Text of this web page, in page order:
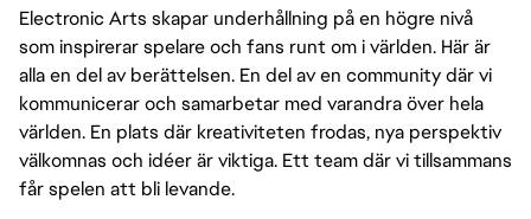
Electronic Arts skapar underhållning på en högre nivå
som inspirerar spelare och fans runt om i världen. Här är
alla en del av berättelsen. En del av en community där vi
kommunicerar och samarbetar med varandra över hela
världen. En plats där kreativiteten frodas, nya perspektiv
välkomnas och idéer är viktiga. Ett team där vi tillsammans
får spelen att bli levande.